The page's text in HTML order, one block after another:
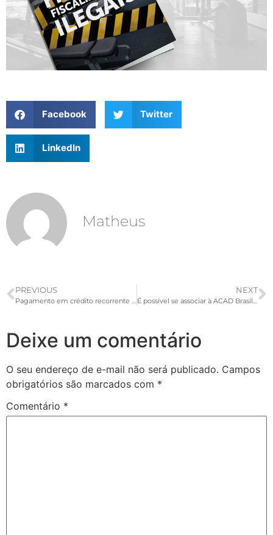
Facebook Twitter
LinkedIn
Matheus
PREVIOUS
Pagamento em crédito recorrente ou parcelado: qual a melhor opção?
NEXT
É possível se associar à ACAD Brasil de graça?
Deixe um comentário
O seu endereço de e-mail não será publicado. Campos
obrigatórios são marcados com *
Comentário *